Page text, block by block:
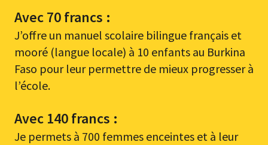
Avec 70 francs :
J’offre un manuel scolaire bilingue français et
mooré (langue locale) à 10 enfants au Burkina
Faso pour leur permettre de mieux progresser à
l’école.
Avec 140 francs :
Je permets à 700 femmes enceintes et à leur